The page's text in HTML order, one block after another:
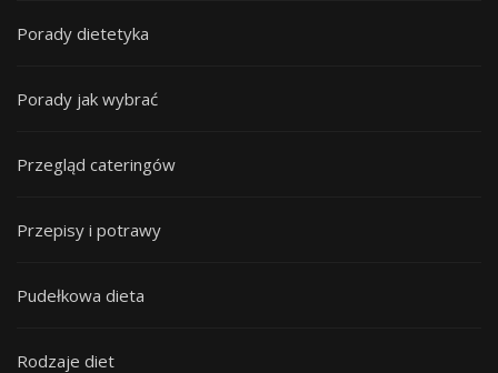
Porady dietetyka
Porady jak wybrać
Przegląd cateringów
Przepisy i potrawy
Pudełkowa dieta
Rodzaje diet